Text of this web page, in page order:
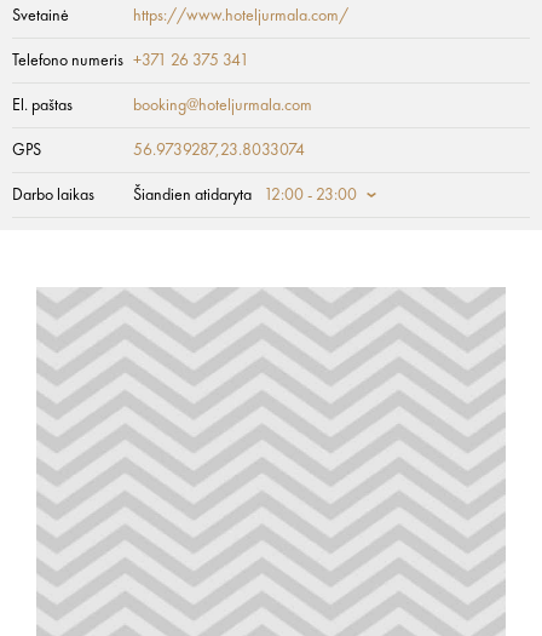
Svetainė https://www.hoteljurmala.com/
Telefono numeris +371 26 375 341
El. paštas booking@hoteljurmala.com
GPS 56.9739287,23.8033074
Darbo laikas Šiandien atidaryta 12:00 - 23:00